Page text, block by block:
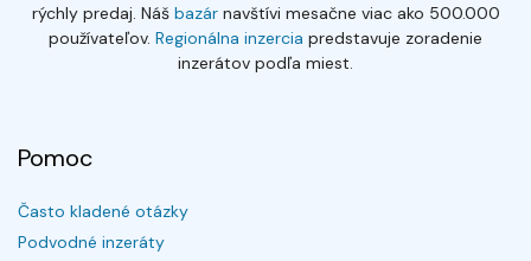
rýchly predaj. Náš bazárnavštívi mesačne viac ako 500.000
používateľov. Regionálna inzercia predstavuje zoradenie
inzerátov podľa miest.
Pomoc
Často kladené otázky
Podvodné inzeráty